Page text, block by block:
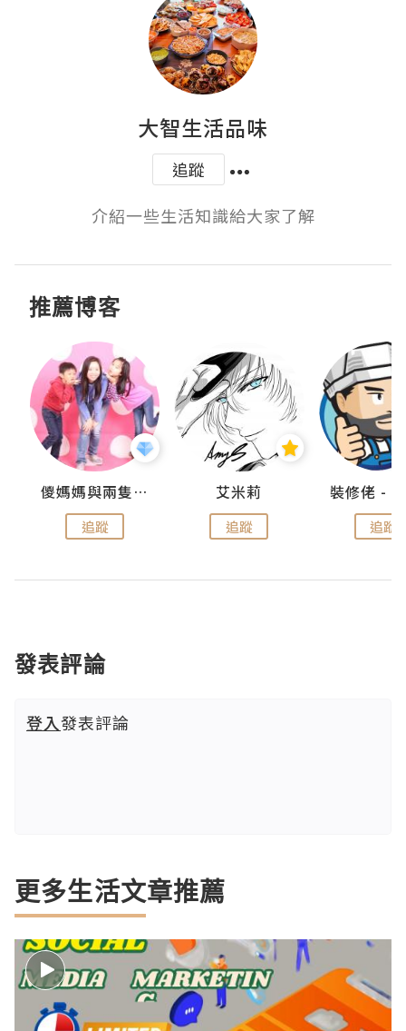
大智生活品味
追蹤
介紹一些生活知識給大家了解
推薦博客
儍媽媽與兩隻小魔怪之家
追蹤
艾米莉
追蹤 追蹤
發表評論
登入發表評論
更多生活文章推薦